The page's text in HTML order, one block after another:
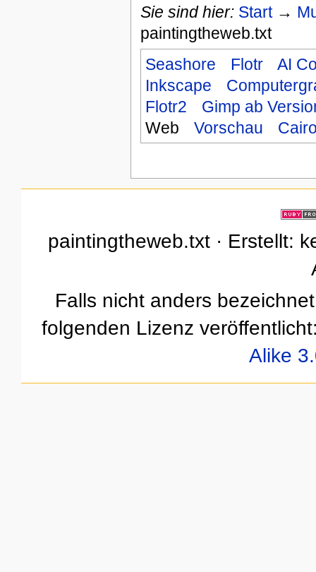
Sie sind hier: Start→
paintingtheweb.txt
Seashore
Flotr
AI
Inkscape
Flotr2
Gimp ab
Web
Vorschau
paintingtheweb.txt · Erstellt:
Falls nicht anders
folgenden Lizenz
Alike